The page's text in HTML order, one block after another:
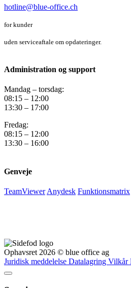
hotline@blue-office.ch
for kunder
uden serviceaftale om opdateringer.
Administration og support
Mandag – torsdag:
08:15 – 12:00
13:30 – 17:00
Fredag:
08:15 – 12:00
13:30 – 16:00
Genveje
TeamViewer Anydesk Funktionsmatrix
Ophavsret 2026 © blue office ag
Juridisk meddelelse Datalagring Vilkår